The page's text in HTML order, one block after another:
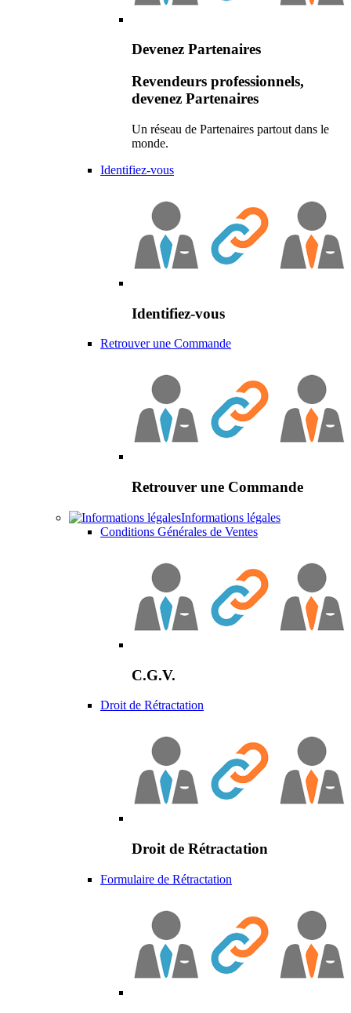
Devenez Partenaires
Revendeurs professionnels,
devenez Partenaires
Un réseau de Partenaires partout dans le
monde.
Identifiez-vous
Identifiez-vous
Retrouver une Commande
Retrouver une Commande
Informations légales
Conditions Générales de Ventes
C.G.V.
Droit de Rétractation
Droit de Rétractation
Formulaire de Rétractation